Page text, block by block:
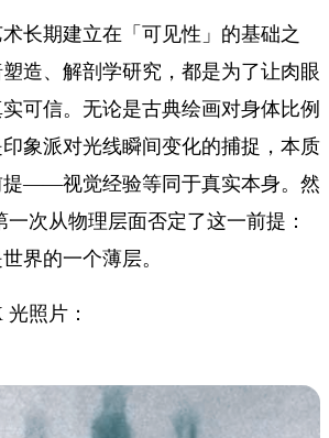
长期建立在「可见性」的基础之
塑造、解剖学研究，都是为了让肉眼
可信。无论是古典绘画对身体比例
象派对光线瞬间变化的捕捉，本质
提——视觉经验等同于真实本身。然
次从物理层面否定了这一前提：
界的一个薄层。
照片：